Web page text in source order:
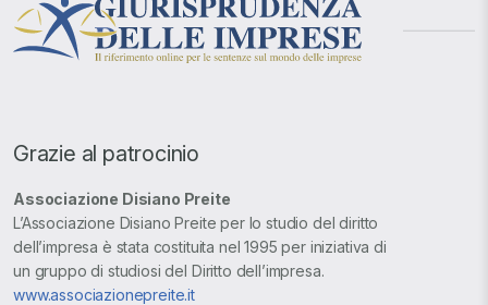
Grazie al patrocinio
Associazione Disiano Preite
L’Associazione Disiano Preite per lo studio del diritto
dell’impresa è stata costituita nel 1995 per iniziativa di
un gruppo di studiosi del Diritto dell’impresa.
www.associazionepreite.it